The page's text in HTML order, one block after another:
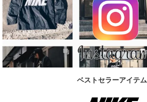
ベストセラーアイテム